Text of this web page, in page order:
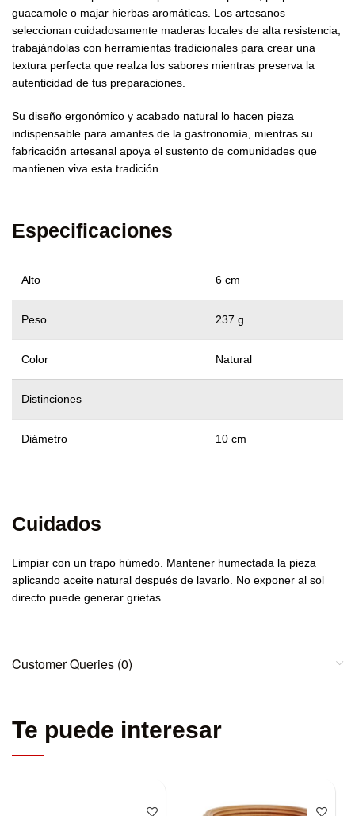
guacamole o majar hierbas aromáticas. Los artesanos
seleccionan cuidadosamente maderas locales de alta resistencia,
trabajándolas con herramientas tradicionales para crear una
textura perfecta que realza los sabores mientras preserva la
autenticidad de tus preparaciones.
Su diseño ergonómico y acabado natural lo hacen pieza
indispensable para amantes de la gastronomía, mientras su
fabricación artesanal apoya el sustento de comunidades que
mantienen viva esta tradición.
Especificaciones
Alto 6 cm
Peso 237 g
Color Natural
Distinciones
Diámetro 10 cm
Cuidados
Limpiar con un trapo húmedo. Mantener humectada la pieza
aplicando aceite natural después de lavarlo. No exponer al sol
directo puede generar grietas.
Customer Queries (0)
Te puede interesar